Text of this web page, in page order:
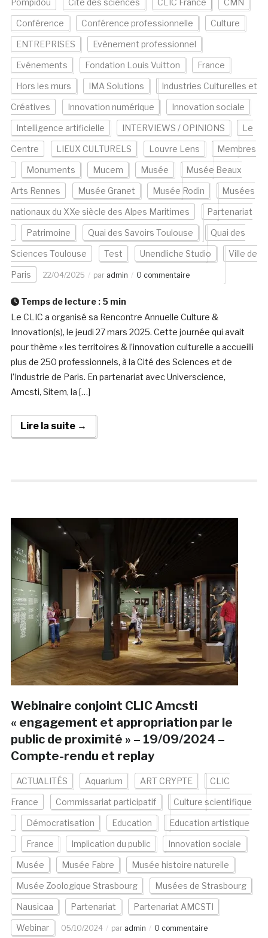
Pompidou Cité des sciences CLIC France CMN
Conférence Conférence professionnelle Culture
ENTREPRISES Evènement professionnel
Evénements Fondation Louis Vuitton France
Hors les murs IMA Solutions Industries Culturelles et
Créatives Innovation numérique Innovation sociale
Intelligence artificielle INTERVIEWS / OPINIONS Le
Centre LIEUX CULTURELS Louvre Lens Membres
Monuments Mucem Musée Musée Beaux
Arts Rennes Musée Granet Musée Rodin Musées
nationaux du XXe siècle des Alpes Maritimes Partenariat
Patrimoine Quai des Savoirs Toulouse Quai des
Sciences Toulouse Test Unendliche Studio Ville de
Paris 22/04/2025 par admin 0 commentaire
Temps de lecture : 5 min
Le CLIC a organisé sa Rencontre Annuelle Culture &
Innovation(s), le jeudi 27 mars 2025. Cette journée qui avait
pour thème « les territoires & l’innovation culturelle a accueilli
plus de 250 professionnels, à la Cité des Sciences et de
l’Industrie de Paris. En partenariat avec Universcience,
Amcsti, Sitem, la […]
Lire la suite →
Webinaire conjoint CLIC Amcsti
« engagement et appropriation par le
public de proximité » – 19/09/2024 –
Compte-rendu et replay
ACTUALITÉS Aquarium ART CRYPTE CLIC
France Commissariat participatif Culture scientifique
Démocratisation Education Education artistique
France Implication du public Innovation sociale
Musée Musée Fabre Musée histoire naturelle
Musée Zoologique Strasbourg Musées de Strasbourg
Nausicaa Partenariat Partenariat AMCSTI
Webinar 05/10/2024 par admin 0 commentaire